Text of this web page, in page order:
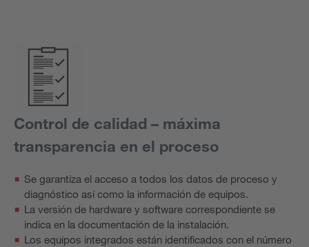
Control de calidad – máxima
transparencia en el proceso
Se garantiza el acceso a todos los datos de proceso y
diagnóstico así como la información de equipos.
La versión de hardware y software correspondiente se
indica en la documentación de la instalación.
Los equipos integrados están identificados con el número